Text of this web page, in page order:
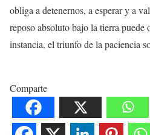
obliga a detenernos, a esperar y a
reposo absoluto bajo la tierra puede
instancia, el triunfo de la paciencia
Comparte